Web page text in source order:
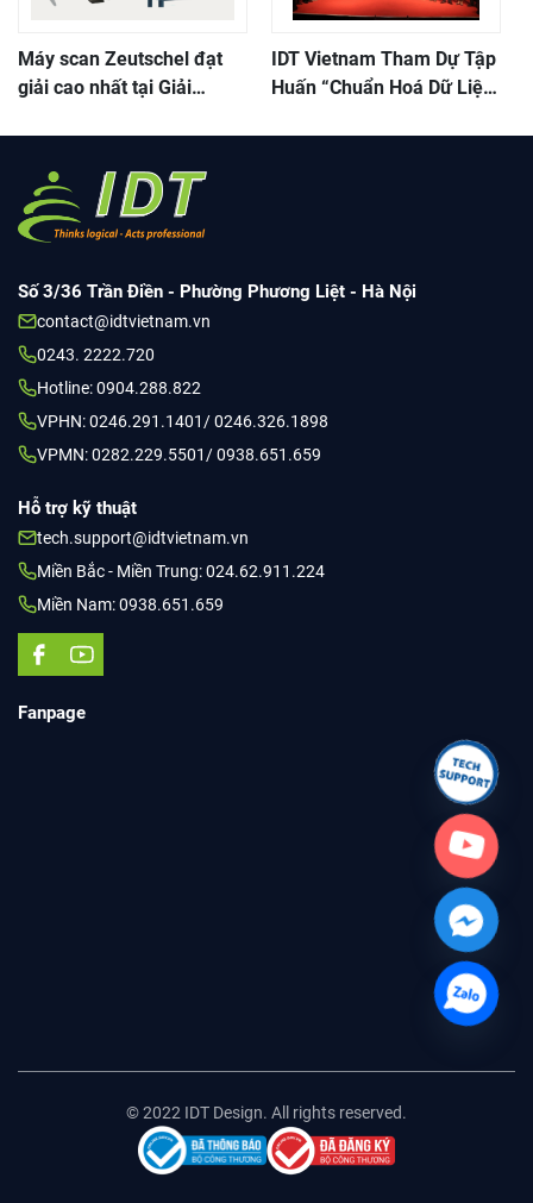
Máy scan Zeutschel đạt
giải cao nhất tại Giải
IDT Vietnam Tham Dự Tập
Huấn “Chuẩn Hoá Dữ Liệu
Số 3/36 Trần Điền - Phường Phương Liệt - Hà Nội
contact@idtvietnam.vn
0243. 2222.720
Hotline: 0904.288.822
VPHN: 0246.291.1401/ 0246.326.1898
VPMN: 0282.229.5501/ 0938.651.659
Hỗ trợ kỹ thuật
tech.support@idtvietnam.vn
Miền Bắc - Miền Trung: 024.62.911.224
Miền Nam: 0938.651.659
Fanpage
© 2022 IDT Design. All rights reserved.